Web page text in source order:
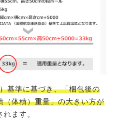
基準に基づき、「梱包後の
（体積）重量」の大きい方が
れます。